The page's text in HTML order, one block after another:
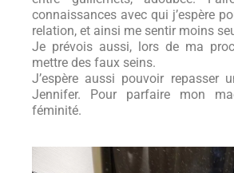
connaissances avec qui j’espère
relation, et ainsi me sentir moins
Je prévois aussi, lors de ma
mettre des faux seins.
J’espère aussi pouvoir repasser
Jennifer. Pour parfaire mon
féminité.